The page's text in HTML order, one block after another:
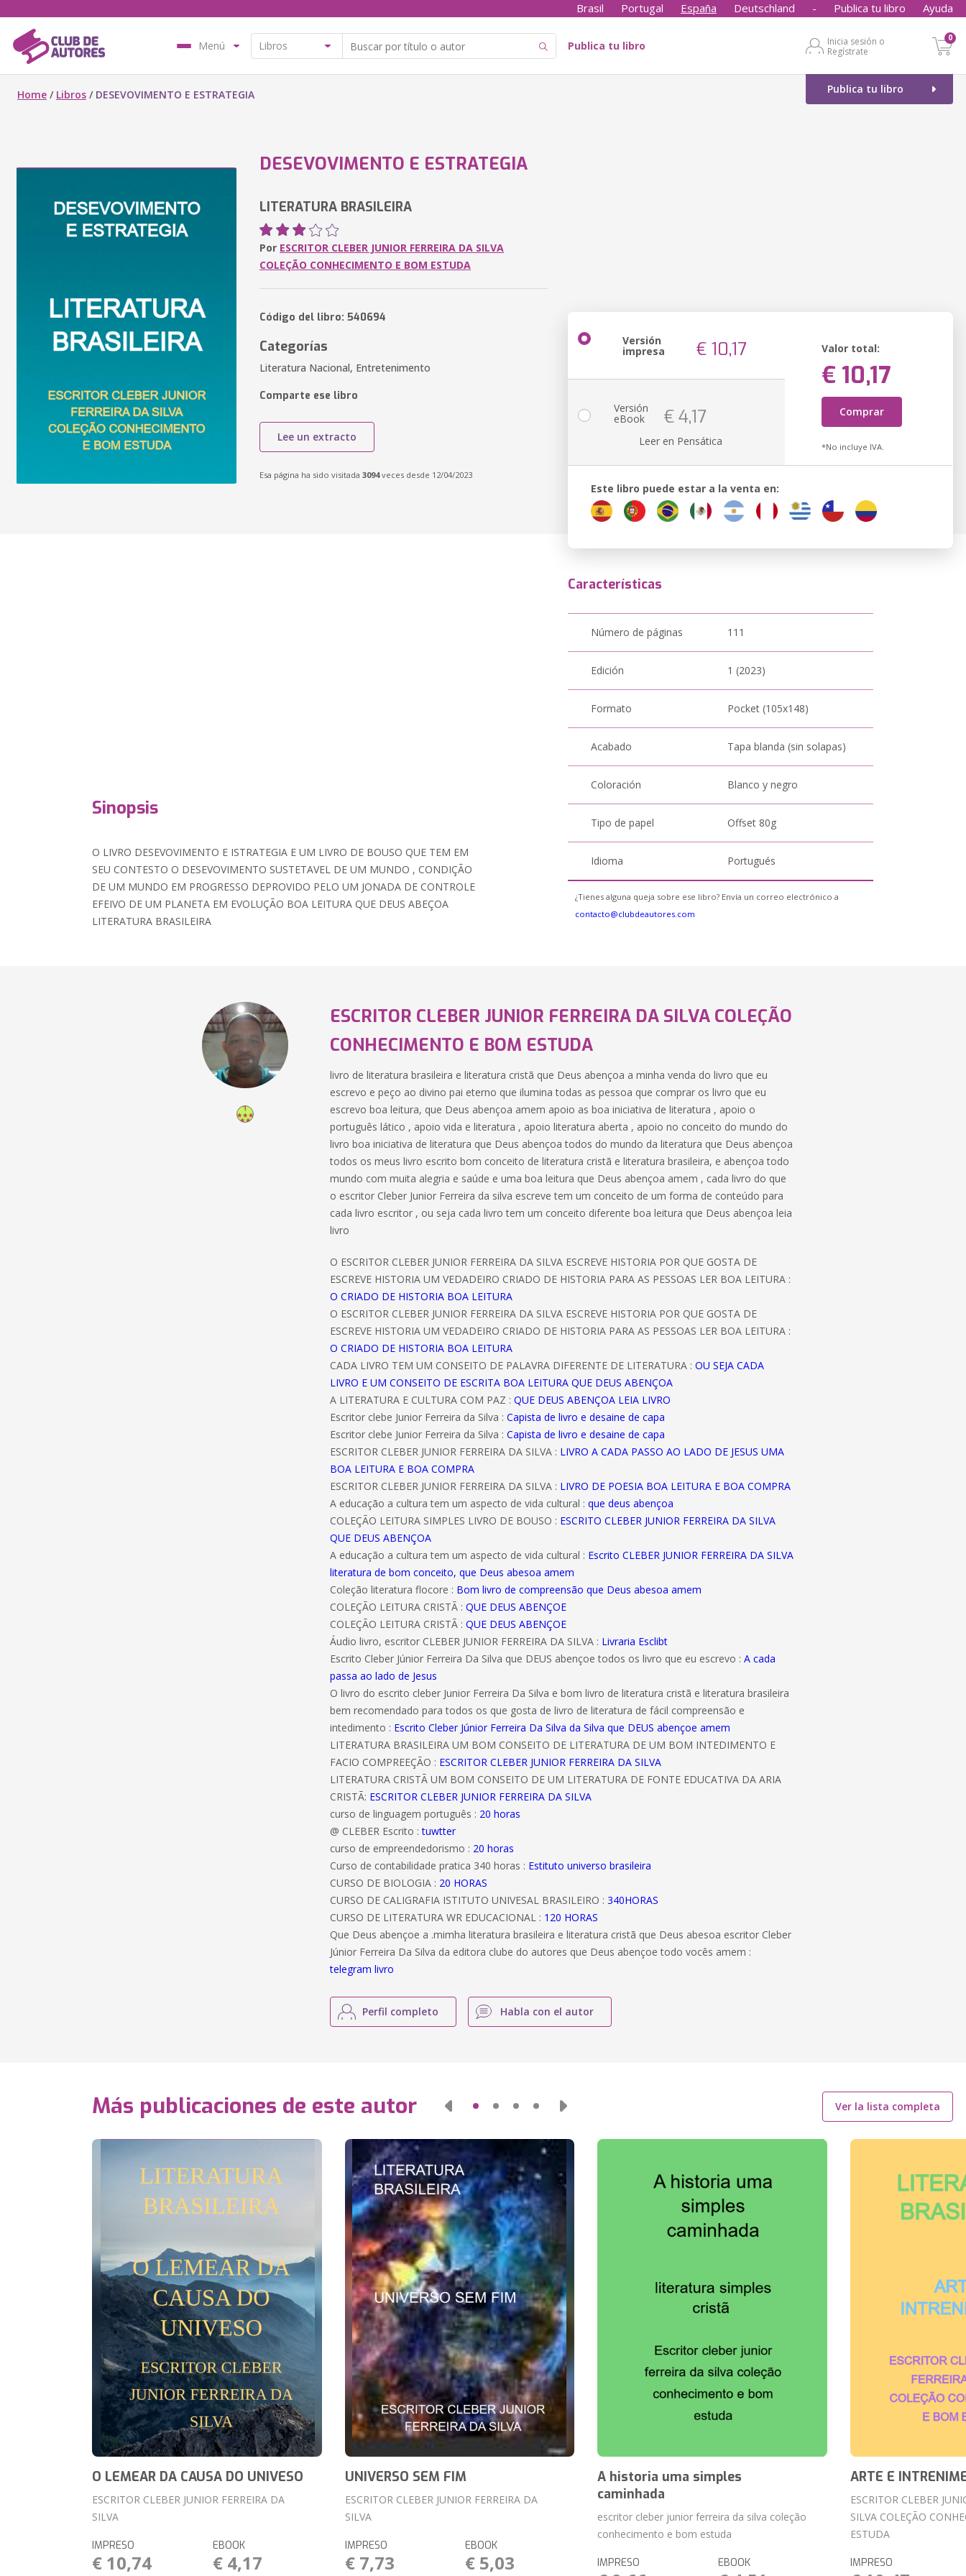
Brasil Portugal España Deutschland - Publica tu libro Ayuda
Menú Publica tu libro
Inicia sesión o
Regístrate
0
Publica tu libro
Home / Libros / DESEVOVIMENTO E ESTRATEGIA
DESEVOVIMENTO E ESTRATEGIA
LITERATURA BRASILEIRA
Por ESCRITOR CLEBER JUNIOR FERREIRA DA SILVA
COLEÇÃO CONHECIMENTO E BOM ESTUDA
Código del libro: 540694
Categorías
Literatura Nacional, Entretenimento
Comparte ese libro
Lee un extracto
Esa página ha sido visitada 3094veces desde 12/04/2023
Versión
impresa € 10,17 Valor total:
€ 10,17
Comprar
*No incluye IVA.
Versión
eBook € 4,17
Leer en Pensática
Este libro puede estar a la venta en:
Sinopsis
O LIVRO DESEVOVIMENTO E ISTRATEGIA E UM LIVRO DE BOUSO QUE TEM EM
SEU CONTESTO O DESEVOVIMENTO SUSTETAVEL DE UM MUNDO , CONDIÇÃO
DE UM MUNDO EM PROGRESSO DEPROVIDO PELO UM JONADA DE CONTROLE
EFEIVO DE UM PLANETA EM EVOLUÇÃO BOA LEITURA QUE DEUS ABEÇOA
LITERATURA BRASILEIRA
Características
Número de páginas 111
Edición 1 (2023)
Formato Pocket (105x148)
Acabado Tapa blanda (sin solapas)
Coloración Blanco y negro
Tipo de papel Offset 80g
Idioma Portugués
¿Tienes alguna queja sobre ese libro? Envía un correo electrónico a
contacto@clubdeautores.com
ESCRITOR CLEBER JUNIOR FERREIRA DA SILVA COLEÇÃO
CONHECIMENTO E BOM ESTUDA
livro de literatura brasileira e literatura cristã que Deus abençoa a minha venda do livro que eu
escrevo e peço ao divino pai eterno que ilumina todas as pessoa que comprar os livro que eu
escrevo boa leitura, que Deus abençoa amem apoio as boa iniciativa de literatura , apoio o
português lático , apoio vida e literatura , apoio literatura aberta , apoio no conceito do mundo do
livro boa iniciativa de literatura que Deus abençoa todos do mundo da literatura que Deus abençoa
todos os meus livro escrito bom conceito de literatura cristã e literatura brasileira, e abençoa todo
mundo com muita alegria e saúde e uma boa leitura que Deus abençoa amem , cada livro do que
o escritor Cleber Junior Ferreira da silva escreve tem um conceito de um forma de conteúdo para
cada livro escritor , ou seja cada livro tem um conceito diferente boa leitura que Deus abençoa leia
livro
O ESCRITOR CLEBER JUNIOR FERREIRA DA SILVA ESCREVE HISTORIA POR QUE GOSTA DE
ESCREVE HISTORIA UM VEDADEIRO CRIADO DE HISTORIA PARA AS PESSOAS LER BOA LEITURA :
O CRIADO DE HISTORIA BOA LEITURA
O ESCRITOR CLEBER JUNIOR FERREIRA DA SILVA ESCREVE HISTORIA POR QUE GOSTA DE
ESCREVE HISTORIA UM VEDADEIRO CRIADO DE HISTORIA PARA AS PESSOAS LER BOA LEITURA :
O CRIADO DE HISTORIA BOA LEITURA
CADA LIVRO TEM UM CONSEITO DE PALAVRA DIFERENTE DE LITERATURA :OU SEJA CADA
LIVRO E UM CONSEITO DE ESCRITA BOA LEITURA QUE DEUS ABENÇOA
A LITERATURA E CULTURA COM PAZ :QUE DEUS ABENÇOA LEIA LIVRO
Escritor clebe Junior Ferreira da Silva :Capista de livro e desaine de capa
Escritor clebe Junior Ferreira da Silva :Capista de livro e desaine de capa
ESCRITOR CLEBER JUNIOR FERREIRA DA SILVA : LIVRO A CADA PASSO AO LADO DE JESUS UMA
BOA LEITURA E BOA COMPRA
ESCRITOR CLEBER JUNIOR FERREIRA DA SILVA : LIVRO DE POESIA BOA LEITURA E BOA COMPRA
A educação a cultura tem um aspecto de vida cultural :que deus abençoa
COLEÇÃO LEITURA SIMPLES LIVRO DE BOUSO : ESCRITO CLEBER JUNIOR FERREIRA DA SILVA
QUE DEUS ABENÇOA
A educação a cultura tem um aspecto de vida cultural : Escrito CLEBER JUNIOR FERREIRA DA SILVA
literatura de bom conceito, que Deus abesoa amem
Coleção literatura flocore : Bom livro de compreensão que Deus abesoa amem
COLEÇÃO LEITURA CRISTÃ :QUE DEUS ABENÇOE
COLEÇÃO LEITURA CRISTÃ :QUE DEUS ABENÇOE
Áudio livro, escritor CLEBER JUNIOR FERREIRA DA SILVA : Livraria Esclibt
Escrito Cleber Júnior Ferreira Da Silva que DEUS abençoe todos os livro que eu escrevo :A cada
passa ao lado de Jesus
O livro do escrito cleber Junior Ferreira Da Silva e bom livro de literatura cristã e literatura brasileira
bem recomendado para todos os que gosta de livro de literatura de fácil compreensão e
intedimento : Escrito Cleber Júnior Ferreira Da Silva da Silva que DEUS abençoe amem
LITERATURA BRASILEIRA UM BOM CONSEITO DE LITERATURA DE UM BOM INTEDIMENTO E
FACIO COMPREEÇÃO : ESCRITOR CLEBER JUNIOR FERREIRA DA SILVA
LITERATURA CRISTÃ UM BOM CONSEITO DE UM LITERATURA DE FONTE EDUCATIVA DA ARIA
CRISTÃ: ESCRITOR CLEBER JUNIOR FERREIRA DA SILVA
curso de linguagem português : 20 horas
@ CLEBER Escrito :tuwtter
curso de empreendedorismo : 20 horas
Curso de contabilidade pratica 340 horas : Estituto universo brasileira
CURSO DE BIOLOGIA : 20 HORAS
CURSO DE CALIGRAFIA ISTITUTO UNIVESAL BRASILEIRO :340HORAS
CURSO DE LITERATURA WR EDUCACIONAL : 120 HORAS
Que Deus abençoe a .mimha literatura brasileira e literatura cristã que Deus abesoa escritor Cleber
Júnior Ferreira Da Silva da editora clube do autores que Deus abençoe todo vocês amem :
telegram livro
Perfil completo Habla con el autor
Más publicaciones de este autor Ver la lista completa
O LEMEAR DA CAUSA DO UNIVESO
ESCRITOR CLEBER JUNIOR FERREIRA DA
SILVA
IMPRESO
€ 10,74
EBOOK
€ 4,17
UNIVERSO SEM FIM
ESCRITOR CLEBER JUNIOR FERREIRA DA
SILVA
IMPRESO
€ 7,73
EBOOK
€ 5,03
A historia uma simples
caminhada
escritor cleber junior ferreira da silva coleção
conhecimento e bom estuda
IMPRESO EBOOK
ARTE E
ESCRITOR CLEBER
SILVA COLEÇÃO
ESTUDA
IMPRESO